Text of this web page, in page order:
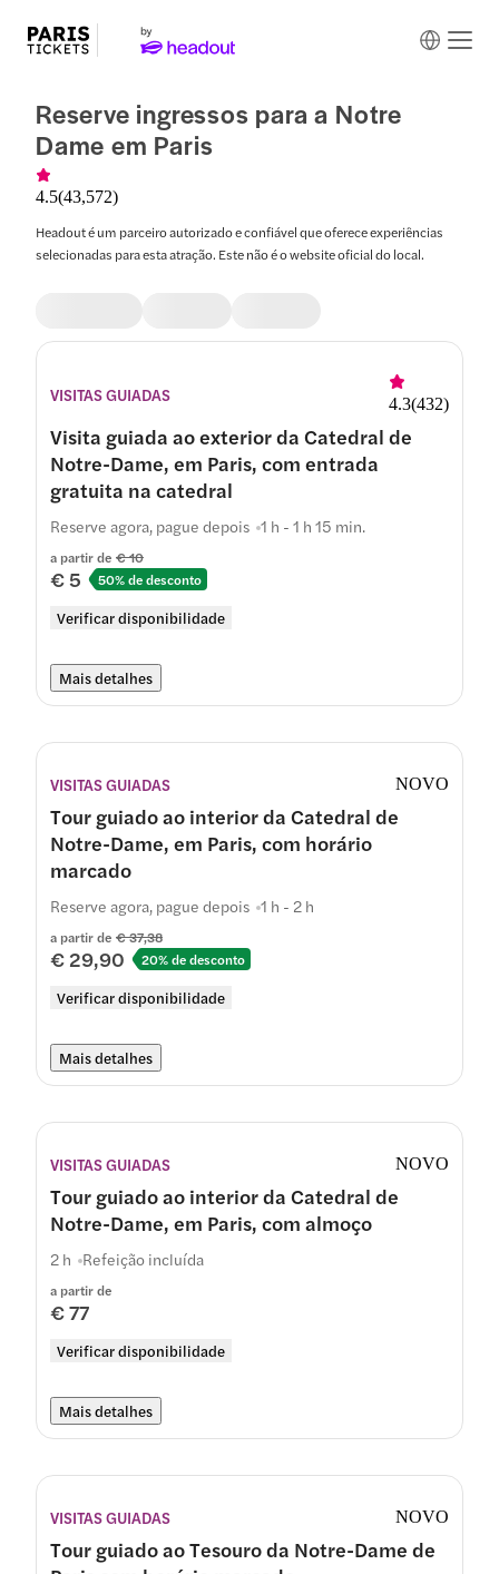
Reserve ingressos para a Notre
Dame em Paris
4.5(43,572)
Headout é um parceiro autorizado e confiável que oferece experiências
selecionadas para esta atração. Este não é o website oficial do local.
VISITAS GUIADAS 4.3(432)
Visita guiada ao exterior da Catedral de
Notre-Dame, em Paris, com entrada
gratuita na catedral
a partir de € 10
€ 5 50% de desconto
Verificar disponibilidade
Reserve agora, pague depois 1 h - 1 h 15 min.
Mais detalhes
VISITAS GUIADAS NOVO
Tour guiado ao interior da Catedral de
Notre-Dame, em Paris, com horário
marcado
a partir de € 37,38
€ 29,90 20% de desconto
Verificar disponibilidade
Reserve agora, pague depois 1 h - 2 h
Mais detalhes
VISITAS GUIADAS NOVO
Tour guiado ao interior da Catedral de
Notre-Dame, em Paris, com almoço
a partir de
€ 77
Verificar disponibilidade
2 h Refeição incluída
Mais detalhes
VISITAS GUIADAS NOVO
Tour guiado ao Tesouro da Notre-Dame de